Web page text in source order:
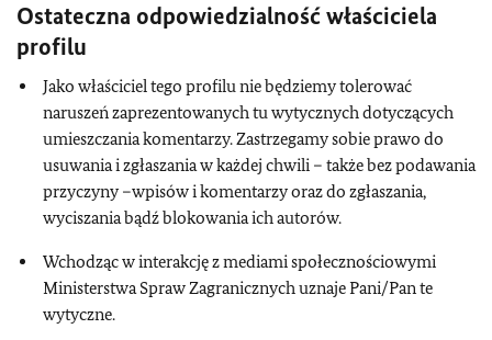
Ostateczna odpowiedzialność właściciela
profilu
Jako właściciel tego profilu nie będziemy tolerować
naruszeń zaprezentowanych tu wytycznych dotyczących
umieszczania komentarzy. Zastrzegamy sobie prawo do
usuwania i zgłaszania w każdej chwili – także bez podawania
przyczyny –wpisów i komentarzy oraz do zgłaszania,
wyciszania bądź blokowania ich autorów.
Wchodząc w interakcję z mediami społecznościowymi
Ministerstwa Spraw Zagranicznych uznaje Pani/Pan te
wytyczne.